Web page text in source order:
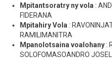
Mpitantsoratry ny vola :
FIDERANA
Mpitahiry Vola :
RAMILIMANITRA
Mpanolotsaina voalohany :
SOLOFOMASOANDRO